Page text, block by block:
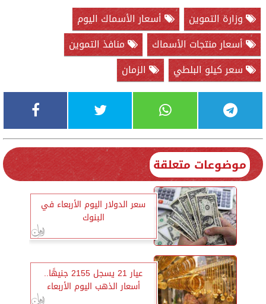
وزارة التموين
أسعار الأسماك اليوم
أسعار منتجات الأسماك
منافذ التموين
سعر كيلو البلطي
الزمان
موضوعات متعلقة
سعر الدولار اليوم الأربعاء في
البنوك
عيار 21 يسجل 2155 جنيهًا..
أسعار الذهب اليوم الأربعاء